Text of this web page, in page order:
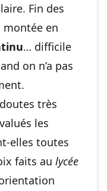
Fin des
montée en
… difficile
on n’a pas
très
les
elles toutes
faits au lycée